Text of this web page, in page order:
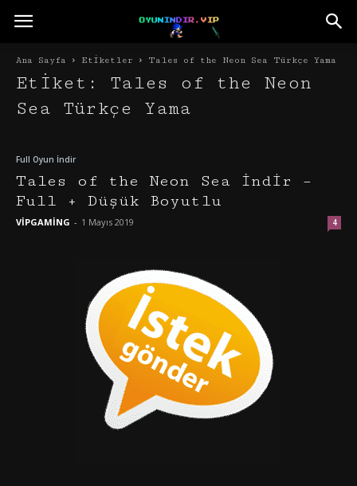
Ana Sayfa Etiketler Tales of the Neon Sea Türkçe Yama
Etiket: Tales of the Neon
Sea Türkçe Yama
Full Oyun İndir
Tales of the Neon Sea İndir –
Full + Düşük Boyutlu
VİPGAMİNG - 1 Mayıs 2019 4